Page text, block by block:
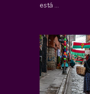
está ...